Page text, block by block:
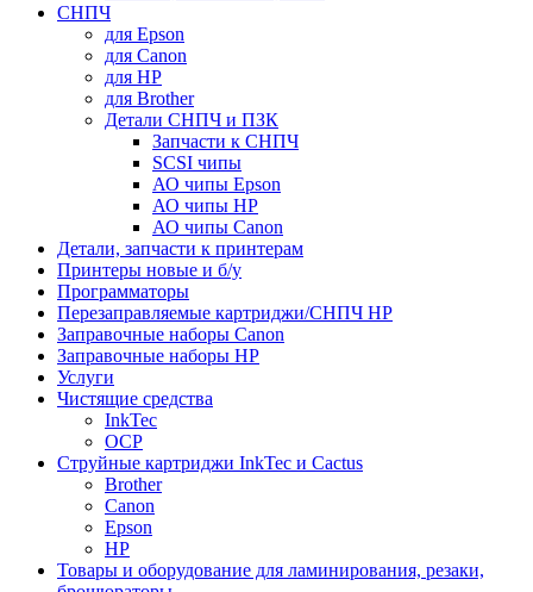
СНПЧ
для Epson
для Canon
для HP
для Brother
Детали СНПЧ и ПЗК
Запчасти к СНПЧ
SCSI чипы
АО чипы Epson
АО чипы HP
АО чипы Canon
Детали, запчасти к принтерам
Принтеры новые и б/у
Программаторы
Перезаправляемые картриджи/СНПЧ HP
Заправочные наборы Canon
Заправочные наборы HP
Услуги
Чистящие средства
InkTec
OCP
Струйные картриджи InkTec и Cactus
Brother
Canon
Epson
HP
Товары и оборудование для ламинирования, резаки,